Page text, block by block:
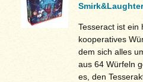
Tesseract ist ein
kooperatives
dem sich alles
aus 64 Würfeln
es, den